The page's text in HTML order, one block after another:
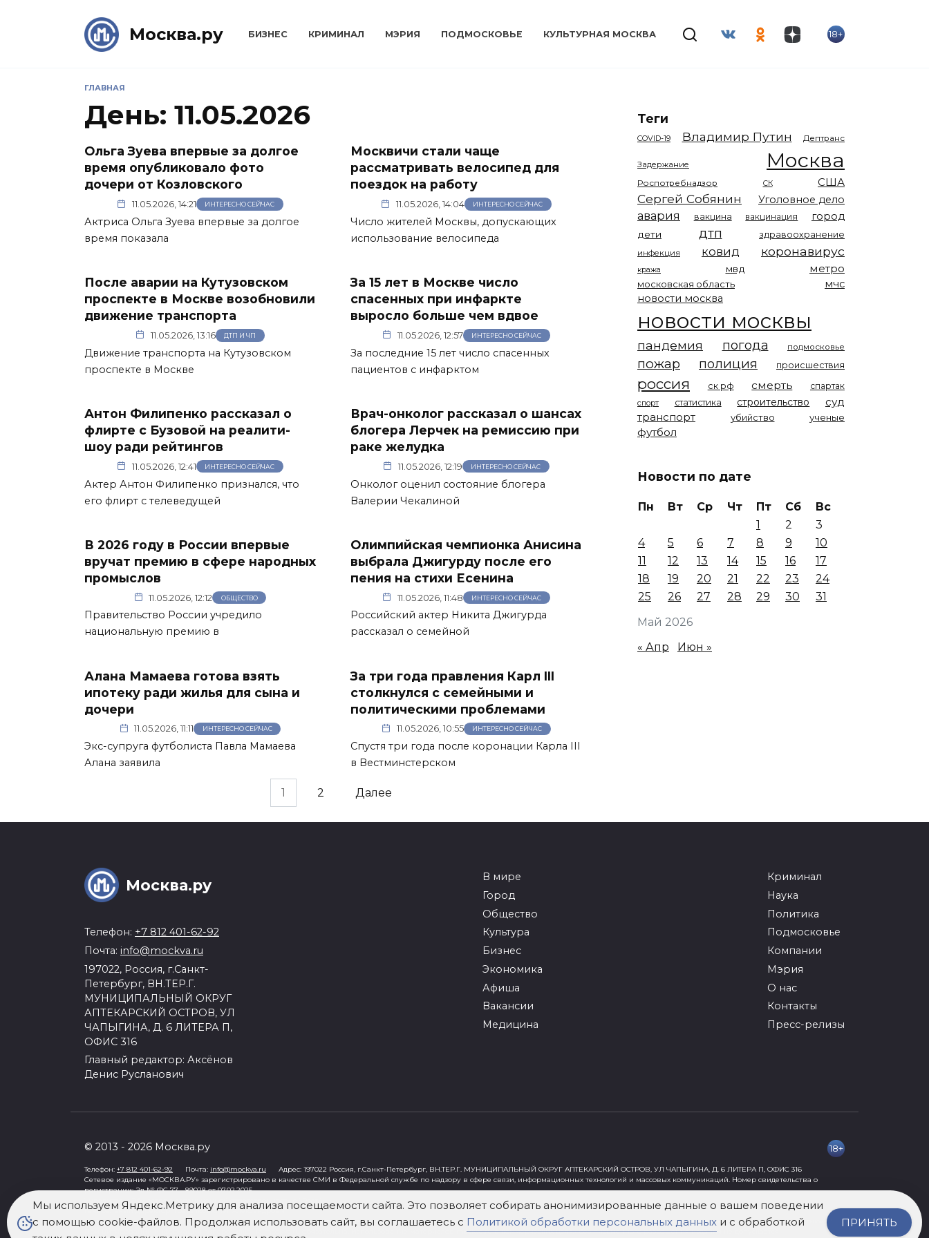
Москва.ру БИЗНЕС КРИМИНАЛ МЭРИЯ ПОДМОСКОВЬЕ КУЛЬТУРНАЯ МОСКВА 18+
ГЛАВНАЯ
День: 11.05.2026
Ольга Зуева впервые за долгое
время опубликовало фото
дочери от Козловского
11.05.2026, 14:21 ИНТЕРЕСНО СЕЙЧАС
Актриса Ольга Зуева впервые за долгое
время показала
Москвичи стали чаще
рассматривать велосипед для
поездок на работу
11.05.2026, 14:04 ИНТЕРЕСНО СЕЙЧАС
Число жителей Москвы, допускающих
использование велосипеда
После аварии на Кутузовском
проспекте в Москве возобновили
движение транспорта
11.05.2026, 13:16 ДТП И ЧП
Движение транспорта на Кутузовском
проспекте в Москве
За 15 лет в Москве число
спасенных при инфаркте
выросло больше чем вдвое
11.05.2026, 12:57 ИНТЕРЕСНО СЕЙЧАС
За последние 15 лет число спасенных
пациентов с инфарктом
Антон Филипенко рассказал о
флирте с Бузовой на реалити-
шоу ради рейтингов
11.05.2026, 12:41 ИНТЕРЕСНО СЕЙЧАС
Актер Антон Филипенко признался, что
его флирт с телеведущей
Врач-онколог рассказал о шансах
блогера Лерчек на ремиссию при
раке желудка
11.05.2026, 12:19 ИНТЕРЕСНО СЕЙЧАС
Онколог оценил состояние блогера
Валерии Чекалиной
В 2026 году в России впервые
вручат премию в сфере народных
промыслов
11.05.2026, 12:12 ОБЩЕСТВО
Правительство России учредило
национальную премию в
Олимпийская чемпионка Анисина
выбрала Джигурду после его
пения на стихи Есенина
11.05.2026, 11:48 ИНТЕРЕСНО СЕЙЧАС
Российский актер Никита Джигурда
рассказал о семейной
Алана Мамаева готова взять
ипотеку ради жилья для сына и
дочери
11.05.2026, 11:11 ИНТЕРЕСНО СЕЙЧАС
Экс-супруга футболиста Павла Мамаева
Алана заявила
За три года правления Карл III
столкнулся с семейными и
политическими проблемами
11.05.2026, 10:55 ИНТЕРЕСНО СЕЙЧАС
Спустя три года после коронации Карла III
в Вестминстерском
1 2 Далее
Теги
COVID-19 Владимир Путин Дептранс
Задержание Москва
Роспотребнадзор СК США
Сергей Собянин Уголовное дело
авария вакцина вакцинация город
дети дтп здравоохранение
инфекция ковид коронавирус
кража мвд метро
московская область
мчс
новости москва
новости москвы
пандемия погода подмосковье
пожар полиция происшествия
россия ск рф смерть спартак
спорт статистика строительство
суд
транспорт
убийство ученые
футбол
Новости по дате
Май 2026
Пн Вт Ср Чт Пт Сб
Вс
1
2
3
4
5 6 7 8 9
10
11
12 13 14 15 16
17
18
19 20 21 22 23
24
25
26 27 28 29 30 31
« Апр Июн »
Москва.ру
Телефон: +7 812 401-62-92
Почта: info@mockva.ru
197022, Россия, г.Санкт-
Петербург, ВН.ТЕР.Г.
МУНИЦИПАЛЬНЫЙ ОКРУГ
АПТЕКАРСКИЙ ОСТРОВ, УЛ
ЧАПЫГИНА, Д. 6 ЛИТЕРА П,
ОФИС 316
Главный редактор: Аксёнов
Денис Русланович
В мире
Город
Общество
Культура
Бизнес
Экономика
Афиша
Вакансии
Медицина
Криминал
Наука
Политика
Подмосковье
Компании
Мэрия
О нас
Контакты
Пресс-релизы
© 2013 - 2026 Москва.ру 18+
Телефон: +7 812 401-62-92 Почта: info@mockva.ru Адрес: 197022 Россия, г.Санкт-Петербург, ВН.ТЕР.Г. МУНИЦИПАЛЬНЫЙ ОКРУГ АПТЕКАРСКИЙ ОСТРОВ, УЛ ЧАПЫГИНА, Д. 6 ЛИТЕРА П, ОФИС 316
Сетевое издание «МОСКВА.РУ» зарегистрировано в качестве СМИ в Федеральной службе по надзору в сфере связи, информационных технологий и массовых коммуникаций. Номер свидетельства о
регистрации: Эл № ФС 77 - 89028 от 07.02.2025
Учредитель: Общество с ограниченной ответственностью "Рост"
Генеральный директор: Третьяков Олег Александрович
Знак информационной продукции в случаях, предусмотренных Федеральным законом от 29 декабря 2010 года № 436-ФЗ «О защите детей от информации, причиняющей вред их здоровью и развитию» 18+.
При цитировании информации гиперссылка на mockva.ru обязательна. Использование материалов mockva.ru в коммерческих целях без письменного разрешения издания не допускается.
Мы используем Яндекс.Метрику для анализа посещаемости сайта. Это позволяет собирать анонимизированные данные о вашем поведении
с помощью cookie-файлов. Продолжая использовать сайт, вы соглашаетесь с Политикой обработки персональных данных и с обработкой
ПРИНЯТЬ